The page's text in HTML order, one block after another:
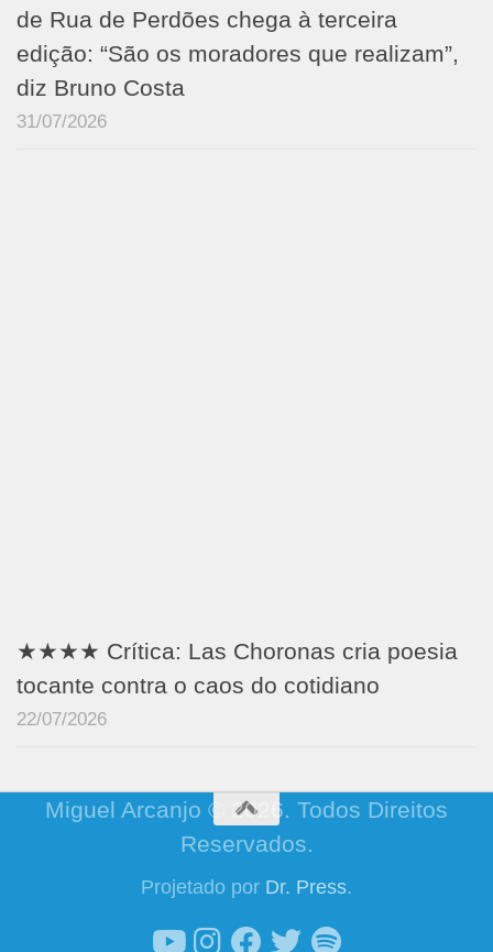
de Rua de Perdões chega à terceira
edição: “São os moradores que realizam”,
diz Bruno Costa
31/07/2026
★★★★ Crítica: Las Choronas cria poesia
tocante contra o caos do cotidiano
22/07/2026
Miguel Arcanjo © 2026. Todos Direitos
Reservados.
Projetado por Dr. Press.